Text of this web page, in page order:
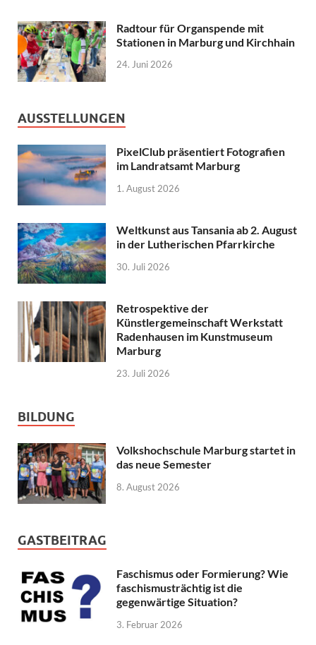
Radtour für Organspende mit
Stationen in Marburg und Kirchhain
24. Juni 2026
AUSSTELLUNGEN
PixelClub präsentiert Fotografien
im Landratsamt Marburg
1. August 2026
Weltkunst aus Tansania ab 2. August
in der Lutherischen Pfarrkirche
30. Juli 2026
Retrospektive der
Künstlergemeinschaft Werkstatt
Radenhausen im Kunstmuseum
Marburg
23. Juli 2026
BILDUNG
Volkshochschule Marburg startet in
das neue Semester
8. August 2026
GASTBEITRAG
Faschismus oder Formierung? Wie
faschismusträchtig ist die
gegenwärtige Situation?
3. Februar 2026